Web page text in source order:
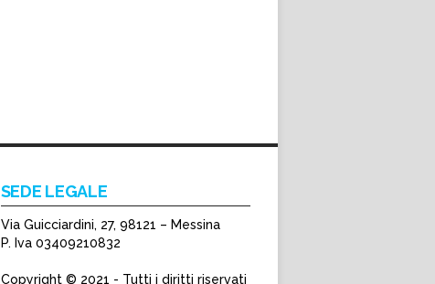
SEDE LEGALE
Via Guicciardini, 27, 98121 – Messina
P. Iva 03409210832
Copyright © 2021 - Tutti i diritti riservati